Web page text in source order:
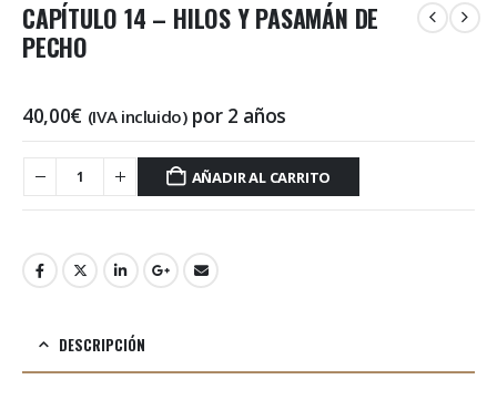
CAPÍTULO 14 – HILOS Y PASAMÁN DE
PECHO
40,00€ (IVA incluido)por 2 años
AÑADIR AL CARRITO
DESCRIPCIÓN